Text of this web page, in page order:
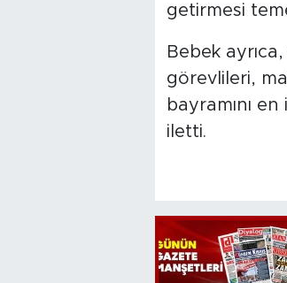
getirmesi
Bebek
görevlileri,
bayramını
iletti.